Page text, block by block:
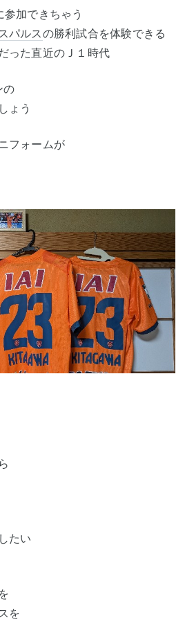
加できちゃう
パルスの勝利試合を体験できる
った直近のＪ１時代
の
ょう
フォームが
たい
を